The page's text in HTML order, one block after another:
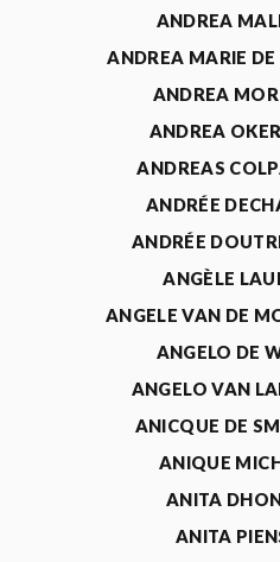
ANDREA
ANDREA MARIE
ANDREA
ANDREA
ANDREAS
ANDRÉE
ANDRÉE
ANGÈLE
ANGELE VAN DE
ANGELO DE
ANGELO VAN
ANICQUE DE
ANIQUE
ANITA
ANITA